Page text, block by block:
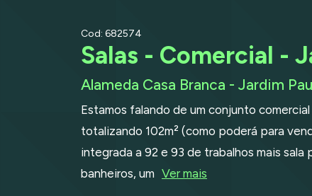
Cod: 682574
Salas - Comercial -
Alameda Casa Branca - Jardim
Estamos falando de um conjunto
totalizando 102m² (como poderá para
integrada a 92 e 93 de trabalhos mais sala
banheiros, um Ver mais